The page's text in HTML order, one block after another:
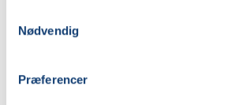
Nødvendig
Præferencer
Mødegange